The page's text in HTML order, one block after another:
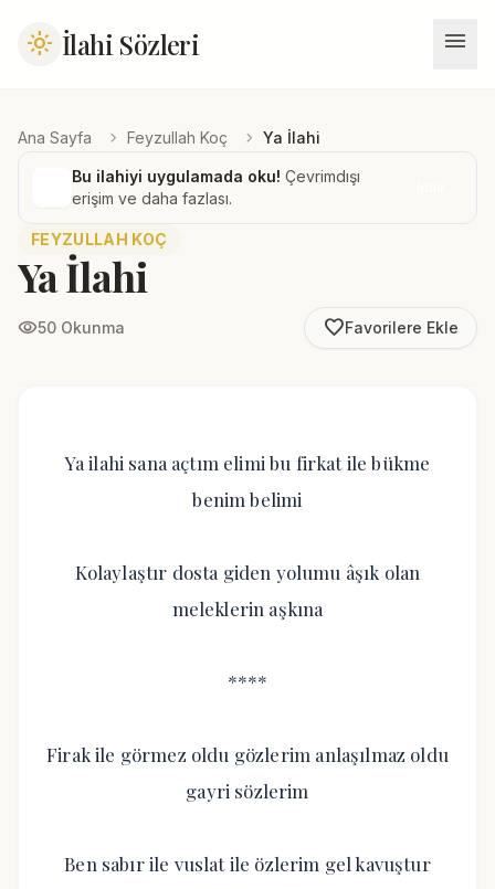
light_mode İlahi Sözleri menu
Ana Sayfa chevron_right Feyzullah Koç chevron_right Ya İlahi
Bu ilahiyi uygulamada oku! Çevrimdışı
erişim ve daha fazlası.
FEYZULLAH KOÇ
Ya İlahi
visibility50 Okunma favorite_borderFavorilere Ekle
Ya ilahi sana açtım elimi bu firkat ile bükme
benim belimi
Kolaylaştır dosta giden yolumu âşık olan
meleklerin aşkına
****
Firak ile görmez oldu gözlerim anlaşılmaz oldu
gayri sözlerim
Ben sabır ile vuslat ile özlerim gel kavuştur